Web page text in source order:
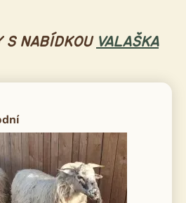
S NABÍDKOU VALAŠKA